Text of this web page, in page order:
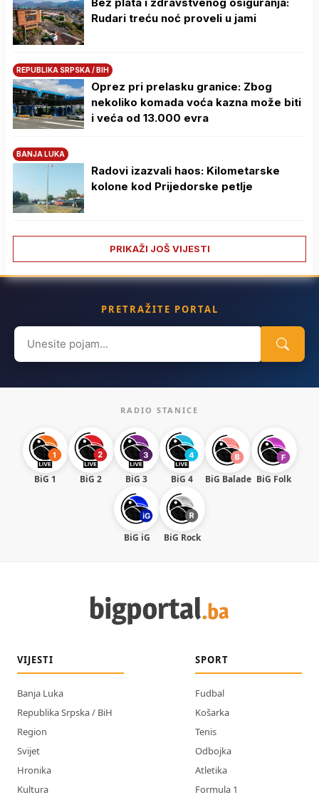
Rudari treću noć proveli u jami
REPUBLIKA SRPSKA / BIH
Oprez pri prelasku granice: Zbog
nekoliko komada voća kazna može biti
i veća od 13.000 evra
BANJA LUKA
Radovi izazvali haos: Kilometarske
kolone kod Prijedorske petlje
PRIKAŽI JOŠ VIJESTI
PRETRAŽITE PORTAL
Search
for:
RADIO STANICE
BiG 1 BiG 2 BiG 3 BiG 4 BiG Balade BiG Folk
BiG iG BiG Rock
VIJESTI
Banja Luka
Republika Srpska / BiH
Region
Svijet
Hronika
Kultura
SPORT
Fudbal
Košarka
Tenis
Odbojka
Atletika
Formula 1